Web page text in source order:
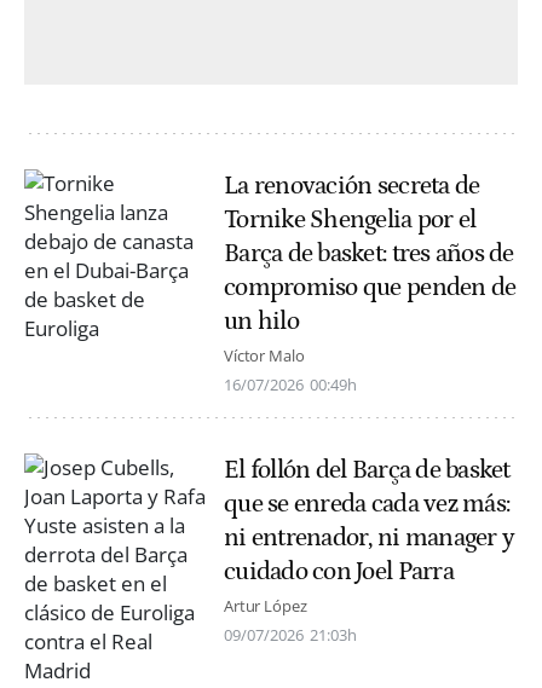
La renovación secreta de
Tornike Shengelia por el
Barça de basket: tres años de
compromiso que penden de
un hilo
Víctor Malo
16/07/2026 00:49h
El follón del Barça de basket
que se enreda cada vez más:
ni entrenador, ni manager y
cuidado con Joel Parra
Artur López
09/07/2026 21:03h